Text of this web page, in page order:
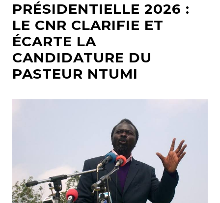
PRÉSIDENTIELLE 2026 :
LE CNR CLARIFIE ET
ÉCARTE LA
CANDIDATURE DU
PASTEUR NTUMI